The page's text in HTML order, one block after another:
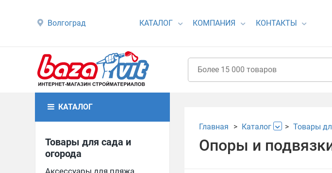
Волгоград КАТАЛОГ КОМПАНИЯ КОНТАКТЫ
КАТАЛОГ
Товары для сада и
огорода
Аксессуары для пляжа
Главная Каталог Товары
Опоры и